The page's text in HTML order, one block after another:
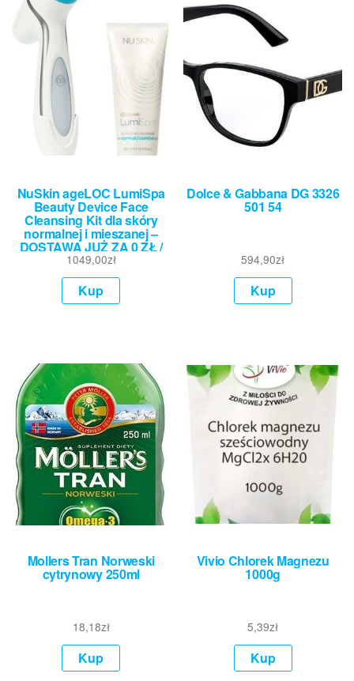
NuSkin ageLOC LumiSpa
Beauty Device Face
Cleansing Kit dla skóry
normalnej i mieszanej –
DOSTAWA JUŻ ZA 0 ZŁ /
SZYBKA WYSYŁKA /
ZAPRASZAMY
1049,00zł
Kup
Dolce & Gabbana DG 3326
501 54
594,90zł
Kup
Mollers Tran Norweski
cytrynowy 250ml
18,18zł
Kup
Vivio Chlorek Magnezu
1000g
5,39zł
Kup